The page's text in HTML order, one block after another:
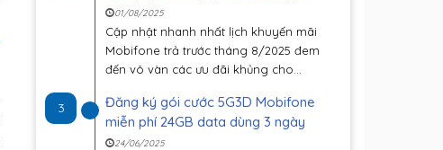
01/08/2025
Cập nhật nhanh nhất lịch khuyến mãi
Mobifone trả trước tháng 8/2025 đem
đến vô vàn các ưu đãi khủng cho...
3
Đăng ký gói cước 5G3D Mobifone
miễn phí 24GB data dùng 3 ngày
24/06/2025